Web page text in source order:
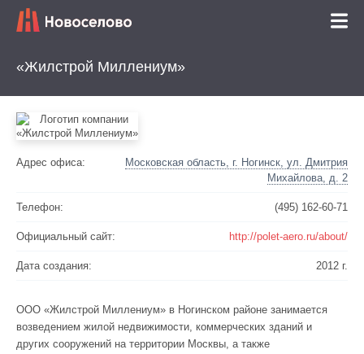
«Жилстрой Миллениум»
Адрес офиса:
Московская область, г. Ногинск, ул. Дмитрия
Михайлова, д. 2
Телефон: (495) 162-60-71
Официальный сайт: http://polet-aero.ru/about/
Дата создания: 2012 г.
ООО «Жилстрой Миллениум» в Ногинском районе занимается
возведением жилой недвижимости, коммерческих зданий и
других сооружений на территории Москвы, а также